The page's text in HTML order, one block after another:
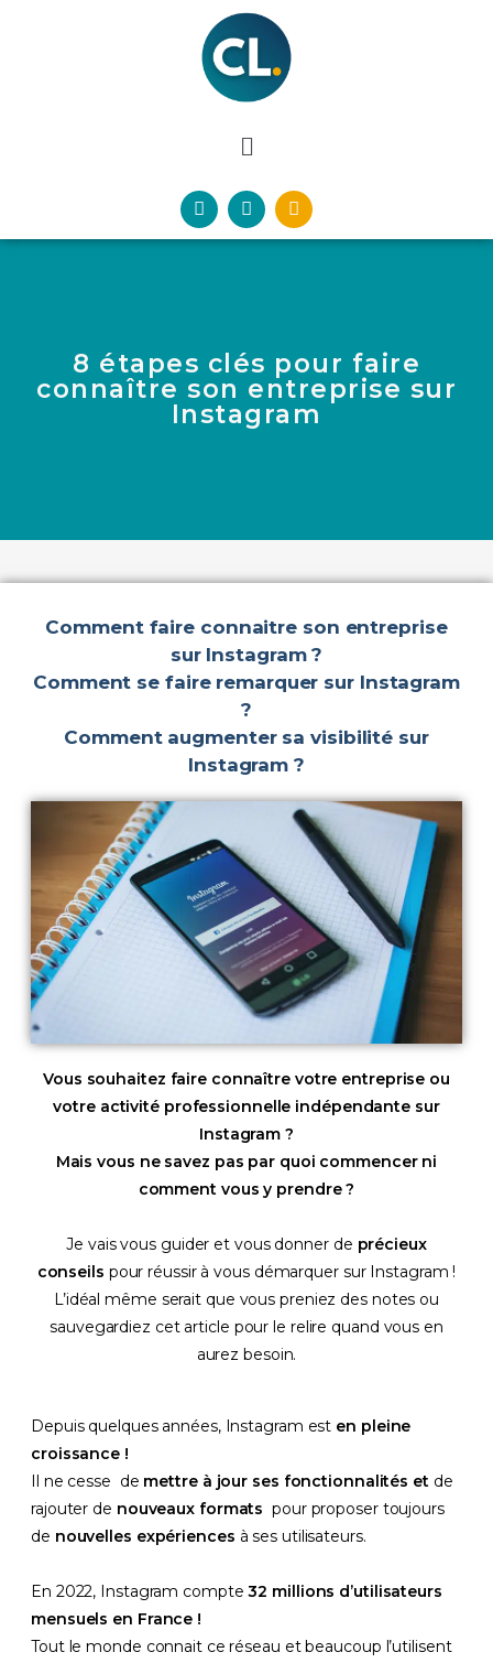
8 étapes clés pour faire
connaître son entreprise sur
Instagram
Comment faire connaitre son entreprise
sur Instagram ?
Comment se faire remarquer sur Instagram
?
Comment augmenter sa visibilité sur
Instagram ?
Vous souhaitez faire connaître votre entreprise ou
votre activité professionnelle indépendante sur
Instagram ?
Mais vous ne savez pas par quoi commencer ni
comment vous y prendre ?
Je vais vous guider et vous donner de précieux
conseils pour réussir à vous démarquer sur Instagram !
L’idéal même serait que vous preniez des notes ou
sauvegardiez cet article pour le relire quand vous en
aurez besoin.
Depuis quelques années, Instagram est en pleine
croissance !
Il ne cesse de mettre à jour ses fonctionnalités et de
rajouter de nouveaux formats pour proposer toujours
de nouvelles expériences à ses utilisateurs.
En 2022, Instagram compte32 millions d’utilisateurs
mensuels en France !
Tout le monde connait ce réseau et beaucoup l’utilisent